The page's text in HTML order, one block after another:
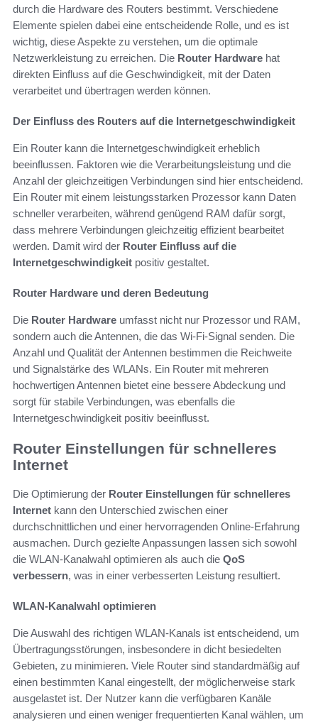
durch die Hardware des Routers bestimmt. Verschiedene
Elemente spielen dabei eine entscheidende Rolle, und es ist
wichtig, diese Aspekte zu verstehen, um die optimale
Netzwerkleistung zu erreichen. Die Router Hardware hat
direkten Einfluss auf die Geschwindigkeit, mit der Daten
verarbeitet und übertragen werden können.
Der Einfluss des Routers auf die Internetgeschwindigkeit
Ein Router kann die Internetgeschwindigkeit erheblich
beeinflussen. Faktoren wie die Verarbeitungsleistung und die
Anzahl der gleichzeitigen Verbindungen sind hier entscheidend.
Ein Router mit einem leistungsstarken Prozessor kann Daten
schneller verarbeiten, während genügend RAM dafür sorgt,
dass mehrere Verbindungen gleichzeitig effizient bearbeitet
werden. Damit wird der Router Einfluss auf die
Internetgeschwindigkeit positiv gestaltet.
Router Hardware und deren Bedeutung
Die Router Hardware umfasst nicht nur Prozessor und RAM,
sondern auch die Antennen, die das Wi-Fi-Signal senden. Die
Anzahl und Qualität der Antennen bestimmen die Reichweite
und Signalstärke des WLANs. Ein Router mit mehreren
hochwertigen Antennen bietet eine bessere Abdeckung und
sorgt für stabile Verbindungen, was ebenfalls die
Internetgeschwindigkeit positiv beeinflusst.
Router Einstellungen für schnelleres
Internet
Die Optimierung der Router Einstellungen für schnelleres
Internet kann den Unterschied zwischen einer
durchschnittlichen und einer hervorragenden Online-Erfahrung
ausmachen. Durch gezielte Anpassungen lassen sich sowohl
die WLAN-Kanalwahl optimieren als auch die QoS
verbessern, was in einer verbesserten Leistung resultiert.
WLAN-Kanalwahl optimieren
Die Auswahl des richtigen WLAN-Kanals ist entscheidend, um
Übertragungsstörungen, insbesondere in dicht besiedelten
Gebieten, zu minimieren. Viele Router sind standardmäßig auf
einen bestimmten Kanal eingestellt, der möglicherweise stark
ausgelastet ist. Der Nutzer kann die verfügbaren Kanäle
analysieren und einen weniger frequentierten Kanal wählen, um